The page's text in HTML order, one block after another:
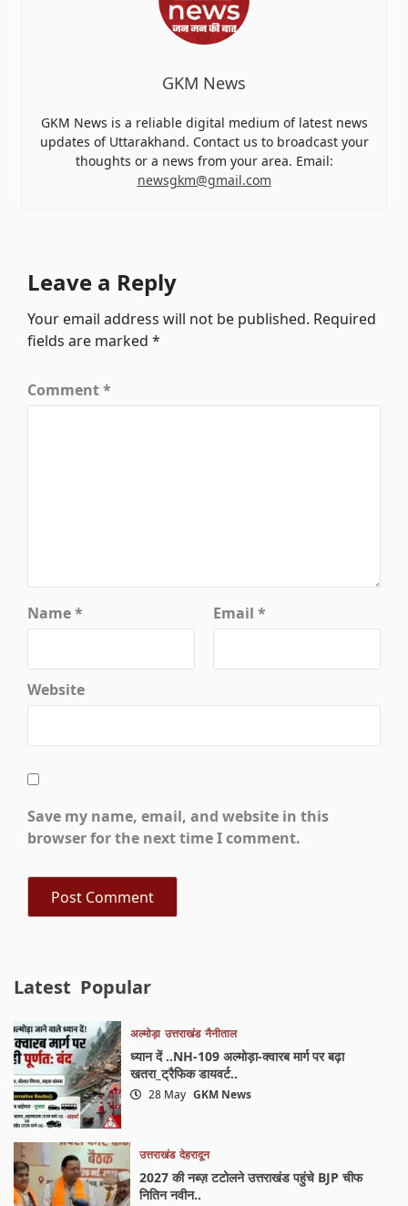
GKM News
GKM News is a reliable digital medium of latest news
updates of Uttarakhand. Contact us to broadcast your
thoughts or a news from your area. Email:
newsgkm@gmail.com
Leave a Reply
Your email address will not be published. Required
fields are marked*
Comment*
Name* Email *
Website
Save my name, email, and website in this
browser for the next time I comment.
Latest Popular
अल्मोड़ा उत्तराखंड नैनीताल
ध्यान दें ..NH-109 अल्मोड़ा-क्वारब मार्ग पर बढ़ा
खतरा_ट्रैफिक डायवर्ट..
28 May GKM News
उत्तराखंड देहरादून
2027 की नब्ज़ टटोलने उत्तराखंड पहुंचे BJP चीफ
नितिन नवीन..